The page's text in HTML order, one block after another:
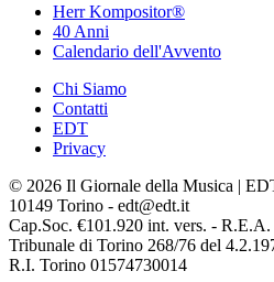
Herr Kompositor®
40 Anni
Calendario dell'Avvento
Chi Siamo
Contatti
EDT
Privacy
© 2026 Il Giornale della Musica |
10149 Torino - edt@edt.it
Cap.Soc. €101.920 int. vers. -
Tribunale di Torino 268/76 del
R.I. Torino 01574730014